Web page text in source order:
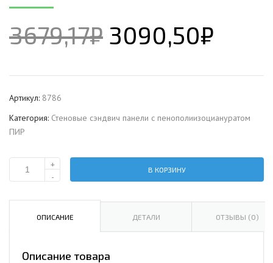
3679,17₽ 3090,50₽
Артикул: 8786
Категория: Стеновые сэндвич панели с пенополиизоциануратом
ПИР
Количество
сэндвич-
ширина
+
-
В КОРЗИНУ
ОПИСАНИЕ ДЕТАЛИ ОТЗЫВЫ (0)
Описание товара